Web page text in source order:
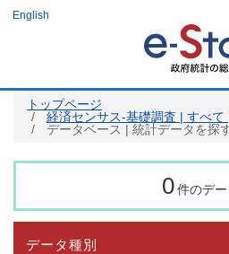
ツ
English
トップページ
経済センサス‐基礎調査 | すべ
データベース | 統計データを探
0 件のデー
データ種別